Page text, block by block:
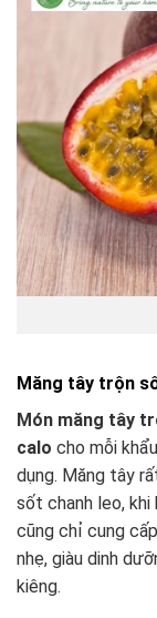
Măng tây trộn
Món măng tây
calo cho mỗi
dụng. Măng tây
sốt chanh leo, khi
cũng chỉ cung
nhẹ, giàu dinh
kiêng.